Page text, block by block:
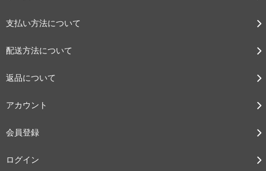
支払い方法について
配送方法について
返品について
アカウント
会員登録
ログイン